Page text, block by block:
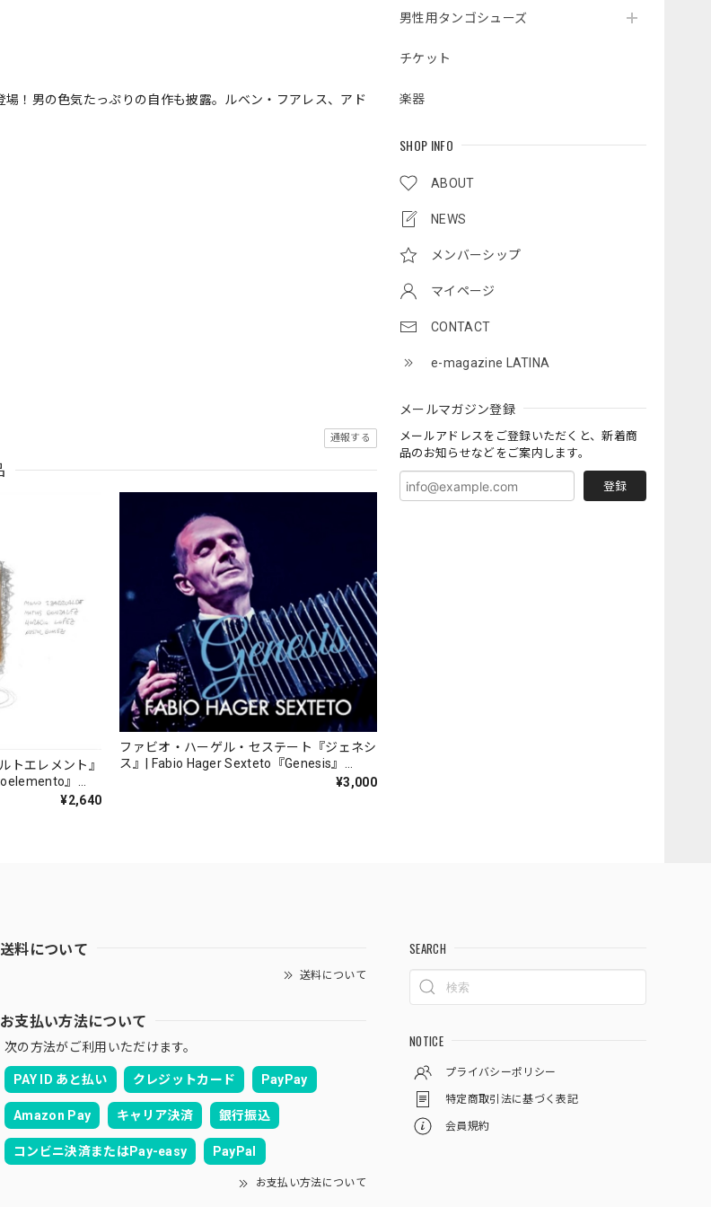
男性用タンゴシューズ
チケット
楽器
SHOP INFO
ABOUT
NEWS
メンバーシップ
マイページ
CONTACT
e-magazine LATINA
メールマガジン登録
メールアドレスをご登録いただくと、新着商
品のお知らせなどをご案内します。
登録
！男の色気たっぷりの自作も披露。ルベン・フアレス、アド
通報する
トエレメント』
』
¥2,640
ファビオ・ハーゲル・セステート『ジェネシ
ス』| Fabio Hager Sexteto『Genesis』
¥3,000
送料について
送料について
お支払い方法について
次の方法がご利用いただけます。
PAY ID あと払い クレジットカード PayPay
Amazon Pay キャリア決済 銀行振込
コンビニ決済またはPay-easy PayPal
お支払い方法について
SEARCH
NOTICE
プライバシーポリシー
特定商取引法に基づく表記
会員規約